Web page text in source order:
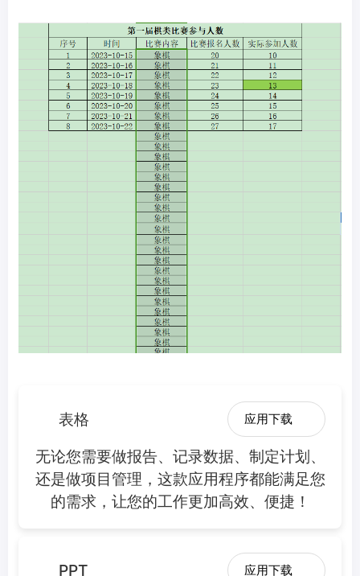
表格 应用下载
无论您需要做报告、记录数据、制定计划、
还是做项目管理，这款应用程序都能满足您
的需求，让您的工作更加高效、便捷！
PPT 应用下载